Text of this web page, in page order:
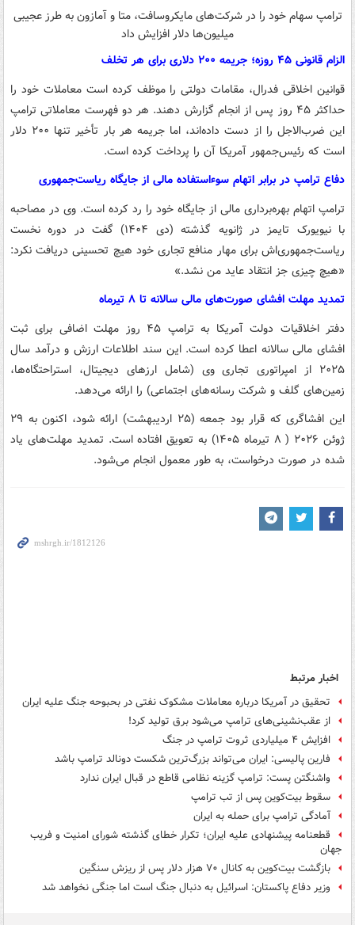
ترامپ سهام خود را در شرکت‌های مایکروسافت، متا و آمازون به طرز عجیبی
میلیون‌ها دلار افزایش داد
الزام قانونی ۴۵ روزه؛ جریمه ۲۰۰ دلاری برای هر تخلف
قوانین اخلاقی فدرال، مقامات دولتی را موظف کرده است معاملات خود را
حداکثر ۴۵ روز پس از انجام گزارش دهند. هر دو فهرست معاملاتی ترامپ
این ضرب‌الاجل را از دست داده‌اند، اما جریمه هر بار تأخیر تنها ۲۰۰ دلار
است که رئیس‌جمهور آمریکا آن را پرداخت کرده است.
دفاع ترامپ در برابر اتهام سوءاستفاده مالی از جایگاه ریاست‌جمهوری
ترامپ اتهام بهره‌برداری مالی از جایگاه خود را رد کرده است. وی در مصاحبه
با نیویورک تایمز در ژانویه گذشته (دی ۱۴۰۴) گفت در دوره نخست
ریاست‌جمهوری‌اش برای مهار منافع تجاری خود هیچ تحسینی دریافت نکرد:
«هیچ چیزی جز انتقاد عاید من نشد.»
تمدید مهلت افشای صورت‌های مالی سالانه تا ۸ تیرماه
دفتر اخلاقیات دولت آمریکا به ترامپ ۴۵ روز مهلت اضافی برای ثبت
افشای مالی سالانه اعطا کرده است. این سند اطلاعات ارزش و درآمد سال
۲۰۲۵ از امپراتوری تجاری وی (شامل ارزهای دیجیتال، استراحتگاه‌ها،
زمین‌های گلف و شرکت رسانه‌های اجتماعی) را ارائه می‌دهد.
این افشاگری که قرار بود جمعه (۲۵ اردیبهشت) ارائه شود، اکنون به ۲۹
ژوئن ۲۰۲۶ ( ۸ تیرماه ۱۴۰۵) به تعویق افتاده است. تمدید مهلت‌های یاد
شده در صورت درخواست، به طور معمول انجام می‌شود.
اخبار مرتبط
تحقیق در آمریکا درباره معاملات مشکوک نفتی در بحبوحه جنگ علیه ایران
از عقب‌نشینی‌های ترامپ می‌شود برق تولید کرد!
افزایش ۴ میلیاردی ثروت ترامپ در جنگ
فارین پالیسی: ایران می‌تواند بزرگ‌ترین شکست دونالد ترامپ باشد
واشنگتن پست: ترامپ گزینه نظامی قاطع در قبال ایران ندارد
سقوط بیت‌کوین پس از تب ترامپ
آمادگی ترامپ برای حمله به ایران
قطعنامه پیشنهادی علیه ایران؛ تکرار خطای گذشته شورای امنیت و فریب
جهان
بازگشت بیت‌کوین به کانال ۷۰ هزار دلار پس از ریزش سنگین
وزیر دفاع پاکستان: اسرائیل به دنبال جنگ است اما جنگی نخواهد شد